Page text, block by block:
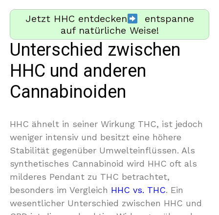
Jetzt HHC entdecken
entspanne
auf natürliche Weise!
Unterschied zwischen
HHC und anderen
Cannabinoiden
HHC ähnelt in seiner Wirkung THC, ist jedoch
weniger intensiv und besitzt eine höhere
Stabilität gegenüber Umwelteinflüssen. Als
synthetisches Cannabinoid wird HHC oft als
milderes Pendant zu THC betrachtet,
besonders im Vergleich HHC vs. THC. Ein
wesentlicher Unterschied zwischen HHC und